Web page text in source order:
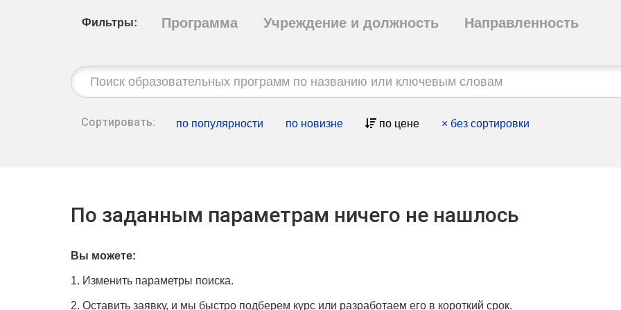
Фильтры: Программа Учреждение и должность Направленность
Строка
поиска:
Сортировать: по популярности по новизне по цене × без сортировки
По заданным параметрам ничего не нашлось
Вы можете:
1. Изменить параметры поиска.
2. Оставить заявку, и мы быстро подберем курс или разработаем его в короткий срок.